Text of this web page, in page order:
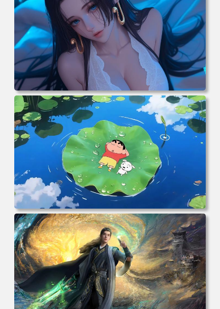
电脑壁纸 二次元角色 动漫角色 女帝 波雅·汉库克 波雅汉库
克 海贼王 电脑桌面 高清壁纸 壁纸下载 壁纸大全
电脑壁纸 动漫角色 卡通场景 夏日休闲 夏日壁纸 治愈系 童
年回忆 荷塘荷叶 蜡笔小新 电脑桌面 高清壁纸 壁纸下载 壁
纸大全